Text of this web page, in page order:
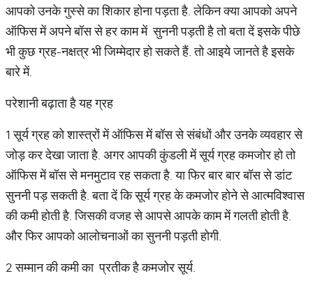
आपको उनके गुस्से का शिकार होना पड़ता है. लेकिन क्या आपको अपने
ऑफिस में अपने बॉस से हर काम में सुननी पड़ती है तो बता दें इसके पीछे
भी कुछ ग्रह-नक्षत्र भी जिम्मेदार हो सकते हैं. तो आइये जानते है इसके
बारे में.
परेशानी बढ़ाता है यह ग्रह
1 सूर्य ग्रह को शास्त्रों में ऑफिस में बॉस से संबंधों और उनके व्यवहार से
जोड़ कर देखा जाता है. अगर आपकी कुंडली में सूर्य ग्रह कमजोर हो तो
ऑफिस में बॉस से मनमुटाव रह सकता है. या फिर बार बार बॉस से डांट
सुननी पड़ सकती है. बता दें कि सूर्य ग्रह के कमजोर होने से आत्मविश्वास
की कमी होती है. जिसकी वजह से आपसे आपके काम में गलती होती है.
और फिर आपको आलोचनाओं का सुननी पड़ती होगी.
2 सम्मान की कमी का प्रतीक है कमजोर सूर्य.